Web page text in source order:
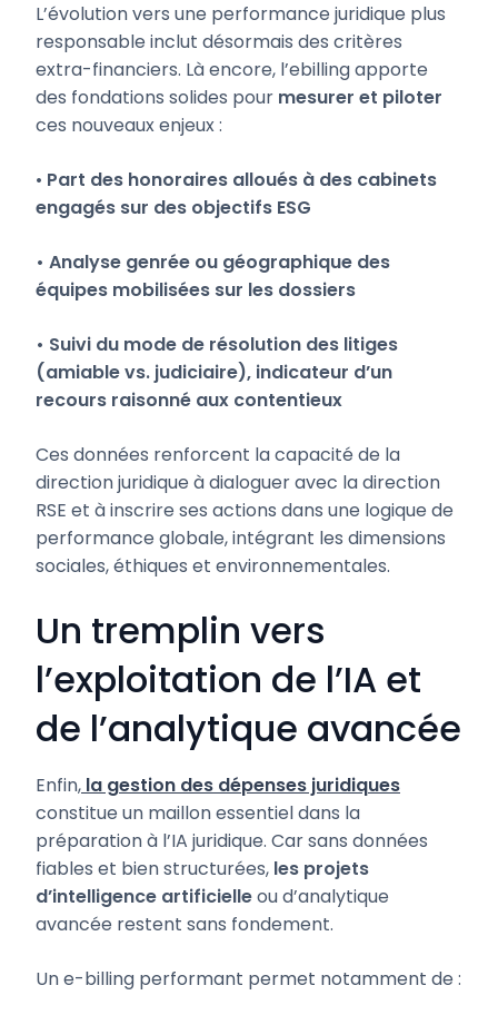
L’évolution vers une performance juridique plus
responsable inclut désormais des critères
extra-financiers. Là encore, l’ebilling apporte
des fondations solides pour mesurer et piloter
ces nouveaux enjeux :
• Part des honoraires alloués à des cabinets
engagés sur des objectifs ESG
• Analyse genrée ou géographique des
équipes mobilisées sur les dossiers
• Suivi du mode de résolution des litiges
(amiable vs. judiciaire), indicateur d’un
recours raisonné aux contentieux
Ces données renforcent la capacité de la
direction juridique à dialoguer avec la direction
RSE et à inscrire ses actions dans une logique de
performance globale, intégrant les dimensions
sociales, éthiques et environnementales.
Un tremplin vers
l’exploitation de l’IA et
de l’analytique avancée
Enfin, la gestion des dépenses juridiques
constitue un maillon essentiel dans la
préparation à l’IA juridique. Car sans données
fiables et bien structurées, les projets
d’intelligence artificielleou d’analytique
avancée restent sans fondement.
Un e-billing performant permet notamment de :